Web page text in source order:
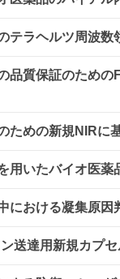
テラヘルツ周波数
品質保証のため
ための新規NIRに
用いたバイオ医
における凝集原
送達用新規カプ